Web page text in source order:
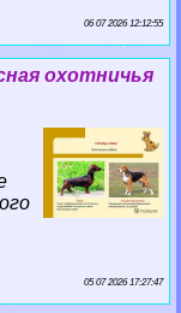
06 07 2026 12:12:55
охотничья
05 07 2026 17:27:47